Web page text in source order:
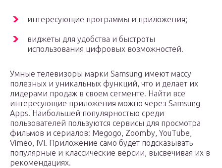
интересующие программы и приложения;
виджеты для удобства и быстроты
использования цифровых возможностей.
Умные телевизоры марки Samsung имеют массу
полезных и уникальных функций, что и делает их
лидерами продаж в своем сегменте. Найти все
интересующие приложения можно через Samsung
Apps. Наибольшей популярностью среди
пользователей пользуются сервисы для просмотра
фильмов и сериалов: Megogo, Zoomby, YouTube,
Vimeo, IVI. Приложение само будет подсказывать
популярные и классические версии, высвечивая их в
рекомендациях.